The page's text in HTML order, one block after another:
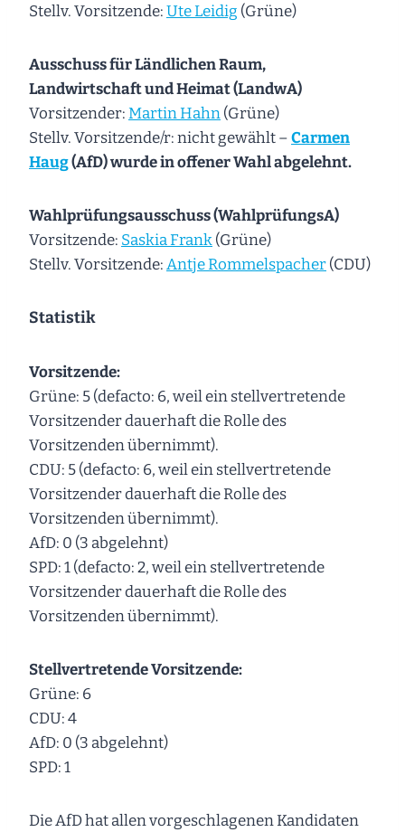
Stellv. Vorsitzende:Ute Leidig (Grüne)
Ausschuss für Ländlichen Raum,
Landwirtschaft und Heimat (LandwA)
Vorsitzender:Martin Hahn(Grüne)
Stellv. Vorsitzende/r: nicht gewählt –Carmen
Haug(AfD) wurde in offener Wahl abgelehnt.
Wahlprüfungsausschuss (WahlprüfungsA)
Vorsitzende: Saskia Frank(Grüne)
Stellv. Vorsitzende:Antje Rommelspacher(CDU)
Statistik
Vorsitzende:
Grüne: 5 (defacto: 6, weil ein stellvertretende
Vorsitzender dauerhaft die Rolle des
Vorsitzenden übernimmt).
CDU: 5 (defacto: 6, weil ein stellvertretende
Vorsitzender dauerhaft die Rolle des
Vorsitzenden übernimmt).
AfD: 0 (3 abgelehnt)
SPD: 1 (defacto: 2, weil ein stellvertretende
Vorsitzender dauerhaft die Rolle des
Vorsitzenden übernimmt).
Stellvertretende Vorsitzende:
Grüne: 6
CDU: 4
AfD: 0 (3 abgelehnt)
SPD: 1
Die AfD hat allen vorgeschlagenen Kandidaten